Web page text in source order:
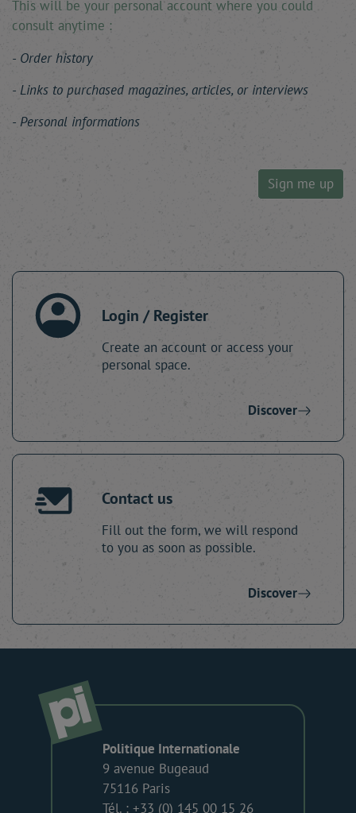
This will be your personal account where you could
consult anytime :
Order history
Links to purchased magazines, articles, or interviews
Personal informations
Sign me up
Login / Register
Create an account or access your
personal space.
Discover
Contact us
Fill out the form, we will respond
to you as soon as possible.
Discover
Politique Internationale
9 avenue Bugeaud
75116 Paris
Tél. : +33 (0) 145 00 15 26